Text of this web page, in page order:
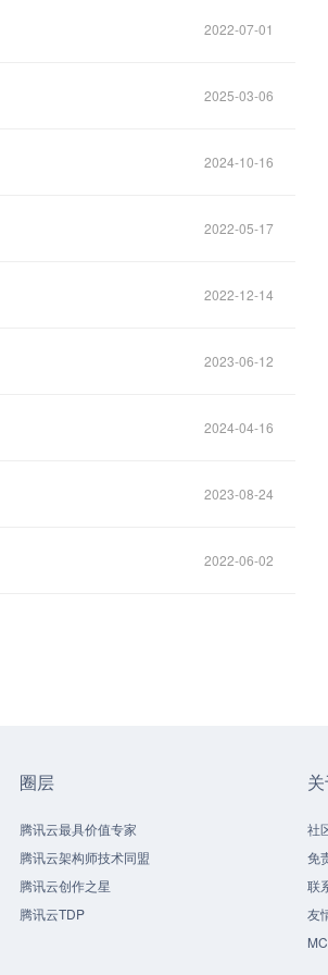
2022-07-01
2025-03-06
2024-10-16
2022-05-17
2022-12-14
2023-06-12
2024-04-16
2023-08-24
2022-06-02
圈层
腾讯云最具价值专家
腾讯云架构师技术同盟
腾讯云创作之星
腾讯云TDP
社
免
联
友